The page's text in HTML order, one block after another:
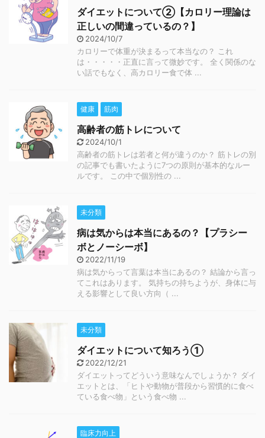
ダイエットについて②【カロリー理論は
正しいの間違っているの？】
2024/10/7
カロリーで体重が決まるって本当なの？ これ
は・・・・・正直に言って微妙です。 全く関係のな
い話でもなく、高カロリー食で体 ...
健康 筋肉
高齢者の筋トレについて
2024/10/1
高齢者の筋トレは若者と何が違うのか？ 筋トレの別
の記事でも書いたように7つの原則が基本的なルー
ルです。 この中で個別性の ...
未分類
病は気からは本当にあるの？【プラシー
ボとノーシーボ】
2022/11/19
病は気からって言葉は本当にあるの？ 結論から言っ
てこれはあります。 気持ちの持ちようが、身体に与
える影響として良い方向（ ...
未分類
ダイエットについて知ろう①
2022/12/21
ダイエットってどういう意味なんでしょうか？ ダイ
エットとは、「ヒトや動物が普段から習慣的に食べ
ている食べ物」という食べ物 ...
臨床力向上